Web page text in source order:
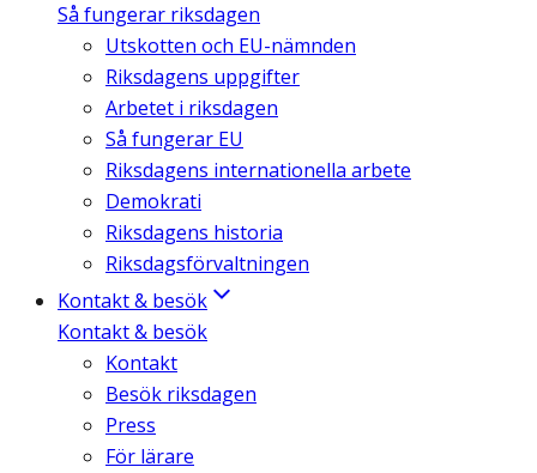
Så fungerar riksdagen
Utskotten och EU-nämnden
Riksdagens uppgifter
Arbetet i riksdagen
Så fungerar EU
Riksdagens internationella arbete
Demokrati
Riksdagens historia
Riksdagsförvaltningen
Kontakt & besök
Kontakt & besök
Kontakt
Besök riksdagen
Press
För lärare